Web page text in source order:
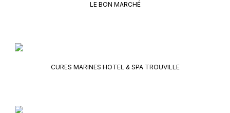
LE BON MARCHÉ
CURES MARINES HOTEL & SPA TROUVILLE